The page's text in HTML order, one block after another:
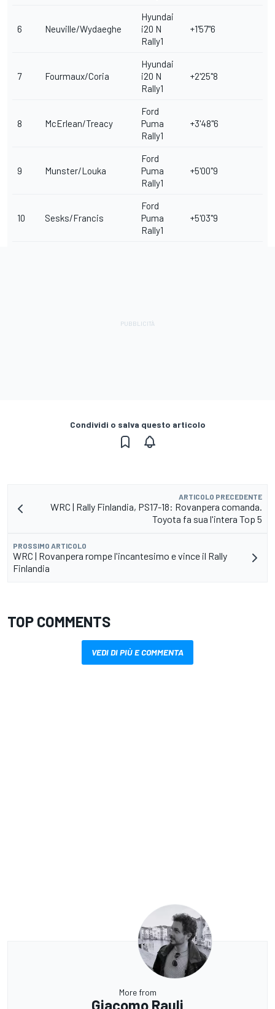
6 Neuville/Wydaeghe
Hyundai
i20 N
Rally1
+1'57"6
7 Fourmaux/Coria
Hyundai
i20 N
Rally1
+2'25"8
8 McErlean/Treacy
Ford
Puma
Rally1
+3'48"6
9 Munster/Louka
Ford
Puma
Rally1
+5'00"9
10 Sesks/Francis
Ford
Puma
Rally1
+5'03"9
Condividi o salva questo articolo
ARTICOLO PRECEDENTE
WRC | Rally Finlandia, PS17-18: Rovanpera comanda.
Toyota fa sua l'intera Top 5
PROSSIMO ARTICOLO
WRC | Rovanpera rompe l'incantesimo e vince il Rally
Finlandia
TOP COMMENTS
VEDI DI PIÙ E COMMENTA
More from
Giacomo Rauli